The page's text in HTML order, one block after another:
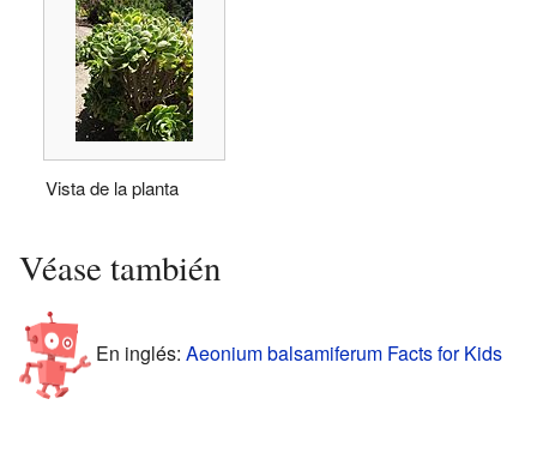
Vista de la planta
Véase también
En inglés: Aeonium balsamiferum Facts for Kids